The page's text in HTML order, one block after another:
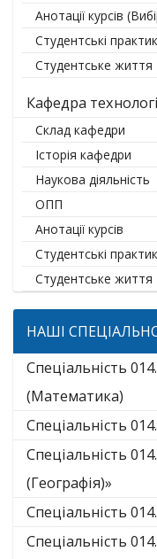
Анотації курсів
Студентські
Студентське життя
Кафедра
Склад кафедри
Історія кафедри
Наукова діяльність
ОПП
Анотації курсів
Студентські
Студентське життя
НАШІ
Спеціальність
(Математика)
Спеціальність
Спеціальність
(Географія)»
Спеціальність
Спеціальність